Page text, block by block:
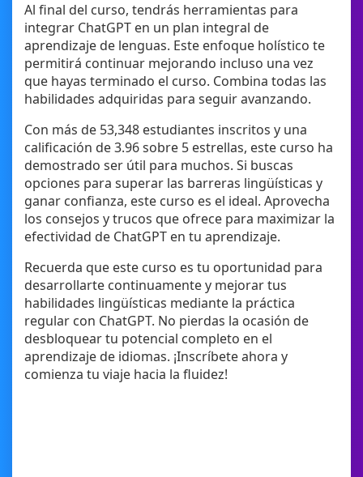
Al final del curso, tendrás herramientas para
integrar ChatGPT en un plan integral de
aprendizaje de lenguas. Este enfoque holístico te
permitirá continuar mejorando incluso una vez
que hayas terminado el curso. Combina todas las
habilidades adquiridas para seguir avanzando.
Con más de 53,348 estudiantes inscritos y una
calificación de 3.96 sobre 5 estrellas, este curso ha
demostrado ser útil para muchos. Si buscas
opciones para superar las barreras lingüísticas y
ganar confianza, este curso es el ideal. Aprovecha
los consejos y trucos que ofrece para maximizar la
efectividad de ChatGPT en tu aprendizaje.
Recuerda que este curso es tu oportunidad para
desarrollarte continuamente y mejorar tus
habilidades lingüísticas mediante la práctica
regular con ChatGPT. No pierdas la ocasión de
desbloquear tu potencial completo en el
aprendizaje de idiomas. ¡Inscríbete ahora y
comienza tu viaje hacia la fluidez!